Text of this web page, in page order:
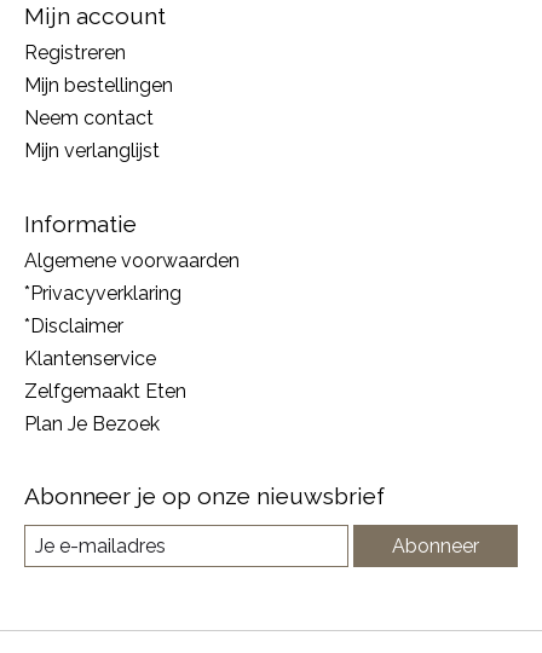
Mijn account
Registreren
Mijn bestellingen
Neem contact
Mijn verlanglijst
Informatie
Algemene voorwaarden
*Privacyverklaring
*Disclaimer
Klantenservice
Zelfgemaakt Eten
Plan Je Bezoek
Abonneer je op onze nieuwsbrief
Abonneer